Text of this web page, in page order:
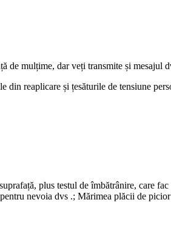
mulțime, dar veți transmite și mesajul
reaplicare și țesăturile de tensiune
plus testul de îmbătrânire, care
nevoia dvs .; Mărimea plăcii de